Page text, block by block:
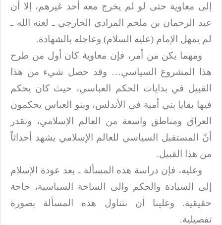
إلى معاوية حتى لو لم يخرج معه أحد غيرهم، إلا أن
عبد الرحمان بن ملجم المرادي الخارجي ـ لعنه الله ـ
لم يمهل الإمام (عليه السلام) وعاجله بالشهادة.
ومهما يكن من أمر، فإن معاوية كان أول من طرح
هذا المشروع السياسي… وقد حصل شيء من هذا
القبيل في بدايات الحكم العباسي، حيث كان يحكم
فيها بقايا بني أمية في الأندلس، وبنو العباس يحكمون
العراق ومناطق واسعة من العالم الإسلامي، ونقدر
أنّ المستقبل السياسي للعالم الإسلامي يشهد أحداثاً
من هذا القبيل.
وعليه، فإن دراسة هذه المسألة ـ بعد عودة الإسلام
إلى السيادة والحكم والى الساحة السياسية، حاجة
حقيقية. وعلينا أن نتناول هذه المسألة بصورة
تفصيلية.